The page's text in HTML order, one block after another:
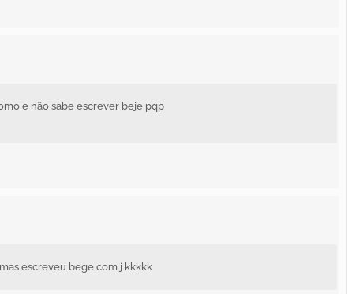
e não sabe escrever beje pqp
escreveu bege com j kkkkk